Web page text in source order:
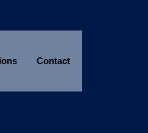
Contact